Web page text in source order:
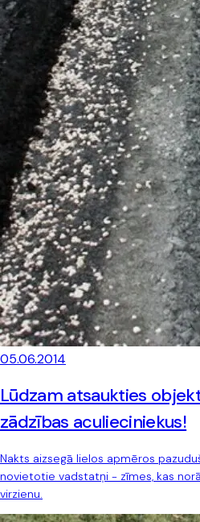
05.06.2014
Lūdzam atsaukties
zādzības aculieciniekus!
Nakts aizsegā lielos apmēros
novietotie vadstatņi - zīmes, kas
virzienu.